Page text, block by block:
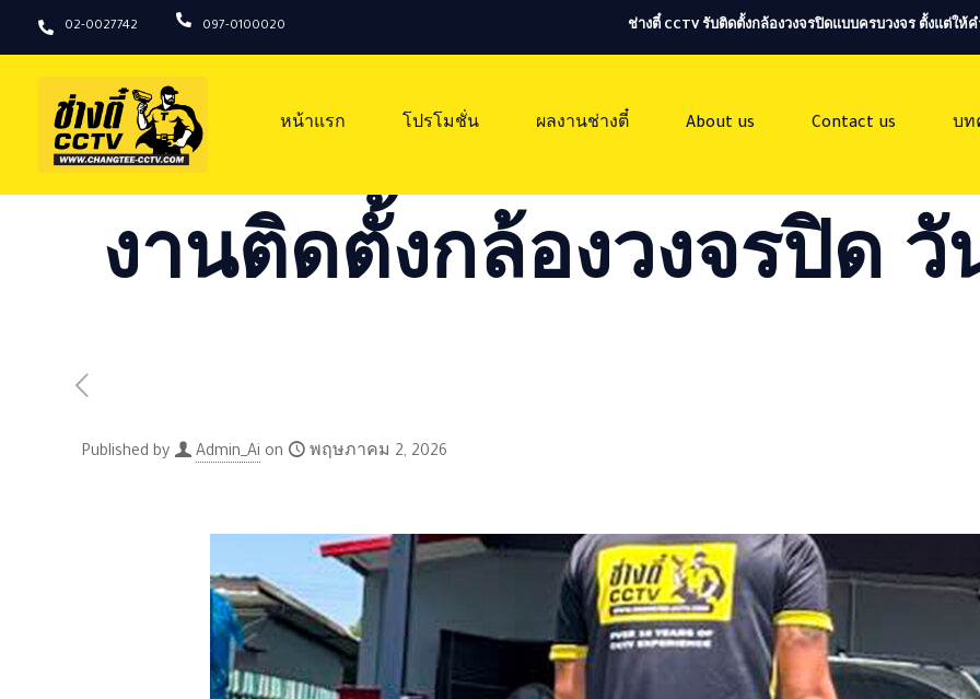
02-0027742 097-0100020 ช่างตี๋ CCTV รับติดตั้งกล้องวงจรปิดแบบครบวงจร ตั้งแต่
หน้าแรก โปรโมชั่น ผลงานช่างตี๋ About us Contact us บท
งานติดตั้งกล้องวงจรปิด วั
Published by Admin_Ai on พฤษภาคม 2, 2026